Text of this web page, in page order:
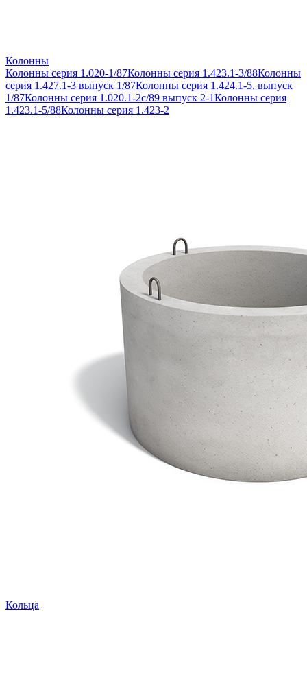
Колонны
Колонны серия 1.020-1/87Колонны серия 1.423.1-3/88Колонны
серия 1.427.1-3 выпуск 1/87Колонны серия 1.424.1-5, выпуск
1/87Колонны серия 1.020.1-2с/89 выпуск 2-1Колонны серия
1.423.1-5/88Колонны серия 1.423-2
Кольца